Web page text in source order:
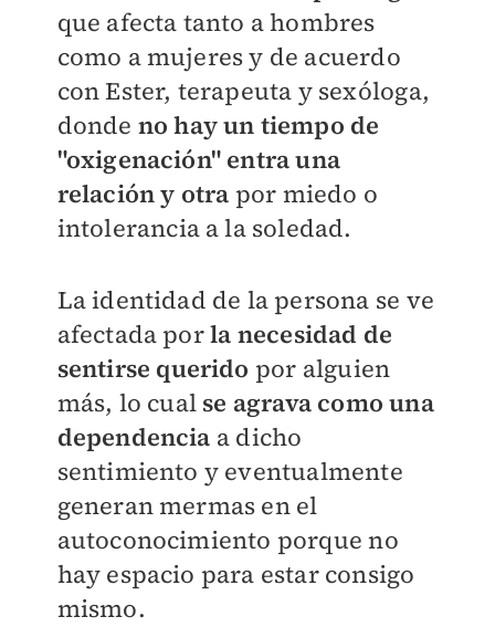
que afecta tanto a hombres
como a mujeres y de acuerdo
con Ester, terapeuta y sexóloga,
donde no hay un tiempo de
"oxigenación" entra una
relación y otra por miedo o
intolerancia a la soledad.
La identidad de la persona se ve
afectada porla necesidad de
sentirse querido por alguien
más, lo cual se agrava como una
dependencia a dicho
sentimiento y eventualmente
generan mermas en el
autoconocimiento porque no
hay espacio para estar consigo
mismo.